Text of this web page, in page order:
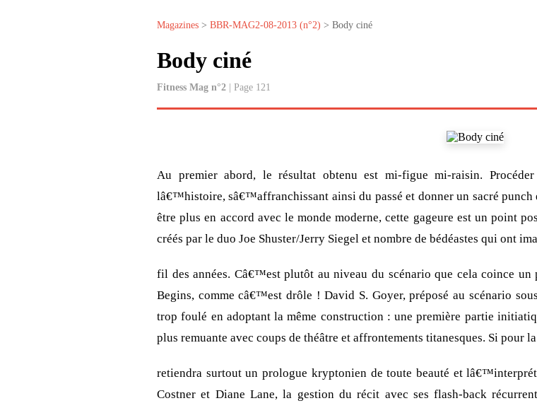
Magazines > BBR-MAG2-08-2013 (n°2) > Body ciné
Body ciné
Fitness Mag n°2 | Page 121
Au premier abord, le résultat obtenu est mi-figue mi-raisin.
lâ€™histoire, sâ€™affranchissant ainsi du passé et donner un sacré
être plus en accord avec le monde moderne, cette gageure est un point
créés par le duo Joe Shuster/Jerry Siegel et nombre de bédéastes qui ont
fil des années. Câ€™est plutôt au niveau du scénario que cela coince un
Begins, comme câ€™est drôle ! David S. Goyer, préposé au scénario
trop foulé en adoptant la même construction : une première partie
plus remuante avec coups de théâtre et affrontements titanesques. Si pour
retiendra surtout un prologue kryptonien de toute beauté et
Costner et Diane Lane, la gestion du récit avec ses flash-back